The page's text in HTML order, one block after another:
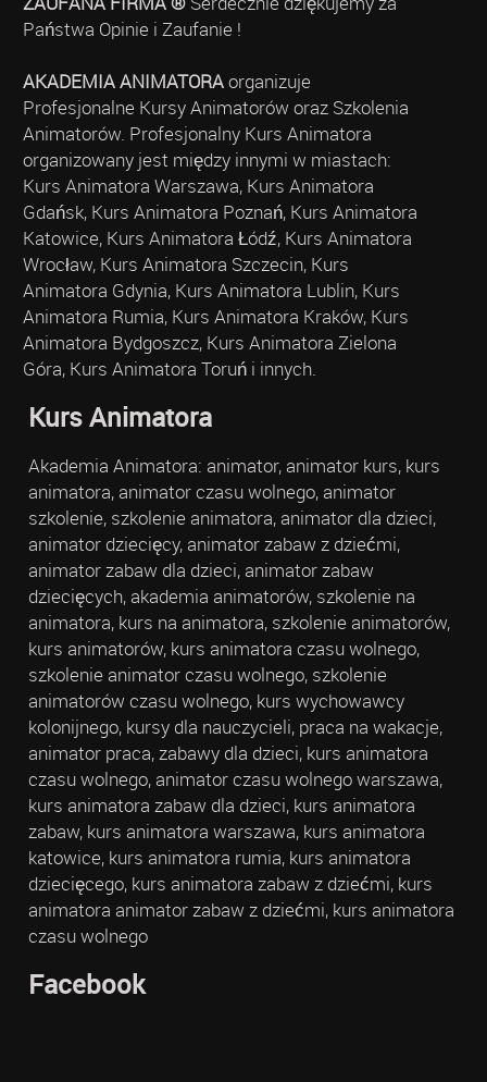
Państwa Opinie i Zaufanie !
AKADEMIA ANIMATORAorganizuje
Profesjonalne Kursy Animatorów oraz Szkolenia
Animatorów. Profesjonalny Kurs Animatora
organizowany jest między innymi w miastach:
Kurs Animatora Warszawa, Kurs Animatora
Gdańsk, Kurs Animatora Poznań, Kurs Animatora
Katowice, Kurs Animatora Łódź, Kurs Animatora
Wrocław, Kurs Animatora Szczecin, Kurs
Animatora Gdynia, Kurs Animatora Lublin, Kurs
Animatora Rumia, Kurs Animatora Kraków, Kurs
Animatora Bydgoszcz, Kurs Animatora Zielona
Góra, Kurs Animatora Toruń i innych.
Kurs Animatora
Akademia Animatora: animator, animator kurs, kurs
animatora, animator czasu wolnego, animator
szkolenie, szkolenie animatora, animator dla dzieci,
animator dziecięcy, animator zabaw z dziećmi,
animator zabaw dla dzieci, animator zabaw
dziecięcych, akademia animatorów, szkolenie na
animatora, kurs na animatora, szkolenie animatorów,
kurs animatorów, kurs animatora czasu wolnego,
szkolenie animator czasu wolnego, szkolenie
animatorów czasu wolnego, kurs wychowawcy
kolonijnego, kursy dla nauczycieli, praca na wakacje,
animator praca, zabawy dla dzieci, kurs animatora
czasu wolnego, animator czasu wolnego warszawa,
kurs animatora zabaw dla dzieci, kurs animatora
zabaw, kurs animatora warszawa, kurs animatora
katowice, kurs animatora rumia, kurs animatora
dziecięcego, kurs animatora zabaw z dziećmi, kurs
animatora animator zabaw z dziećmi, kurs animatora
czasu wolnego
Facebook